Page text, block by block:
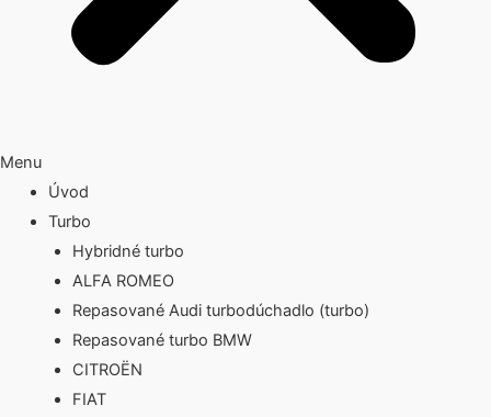
Menu
Úvod
Turbo
Hybridné turbo
ALFA ROMEO
Repasované Audi turbodúchadlo (turbo)
Repasované turbo BMW
CITROËN
FIAT